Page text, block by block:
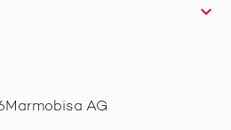
Marmobisa AG